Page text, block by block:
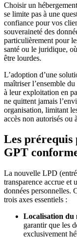
Choisir un
se limite pas à une
confiance pour vos
souveraineté des
particulièrement pour
santé ou le juridique,
être lourdes.
L’adoption d’une
maîtriser l’ensemble
à leur exploitation en
ne quittent jamais
organisation, limitant
accès non autorisés ou
Les prérequis
GPT
La nouvelle LPD
transparence accrue et
données personnelles.
trois axes essentiels :
Localisation du
garantir que les
exclusivement